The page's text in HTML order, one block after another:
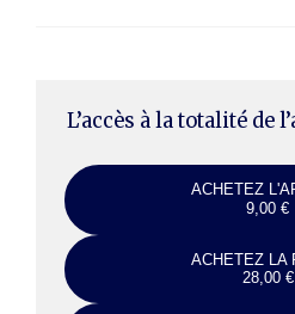
L’accès à la totalité de
ACHETEZ
9,00 €
ACHETEZ LA
28,00 €